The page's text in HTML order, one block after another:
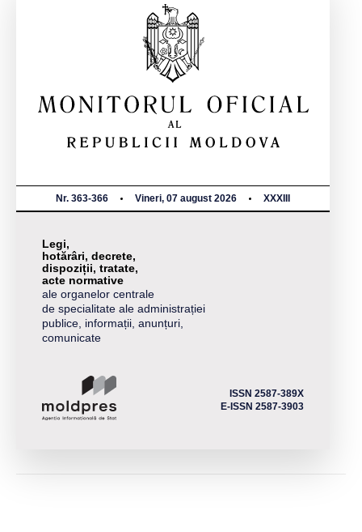
Nr. 363-366 Vineri, 07 august 2026 XXXIII
Legi,
hotărâri, decrete,
dispoziții, tratate,
acte normative
ale organelor centrale
de specialitate ale administrației
publice, informații, anunțuri,
comunicate
ISSN 2587-389X
E-ISSN 2587-3903